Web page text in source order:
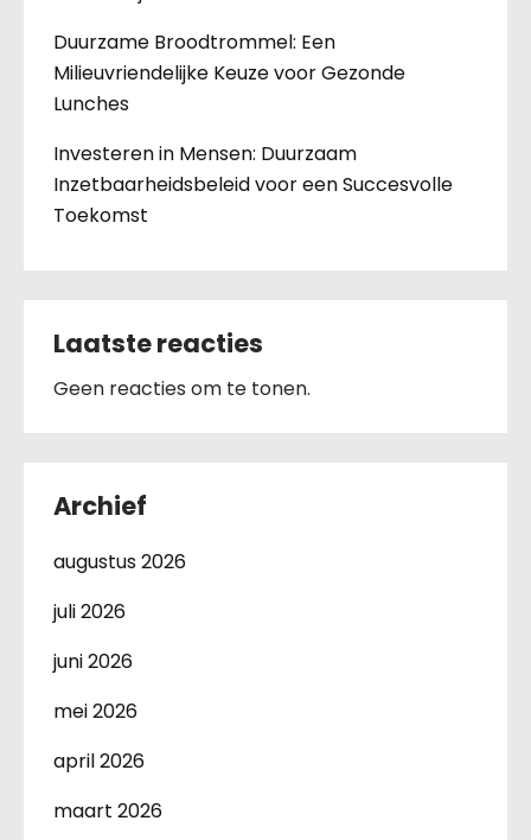
Duurzame Broodtrommel: Een
Milieuvriendelijke Keuze voor Gezonde
Lunches
Investeren in Mensen: Duurzaam
Inzetbaarheidsbeleid voor een Succesvolle
Toekomst
Laatste reacties
Geen reacties om te tonen.
Archief
augustus 2026
juli 2026
juni 2026
mei 2026
april 2026
maart 2026